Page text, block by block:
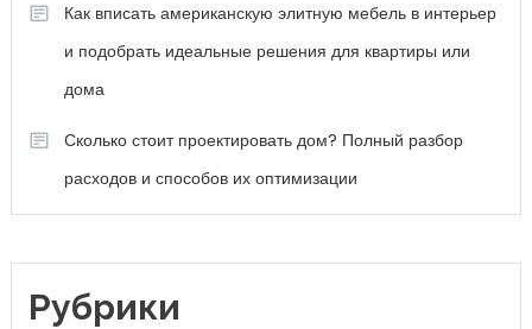
Как вписать американскую элитную мебель в интерьер
и подобрать идеальные решения для квартиры или
дома
Сколько стоит проектировать дом? Полный разбор
расходов и способов их оптимизации
Рубрики